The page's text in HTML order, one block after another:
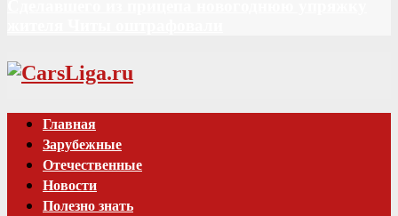
Vk
Главная
Зарубежные
Отечественные
Новости
Полезно знать